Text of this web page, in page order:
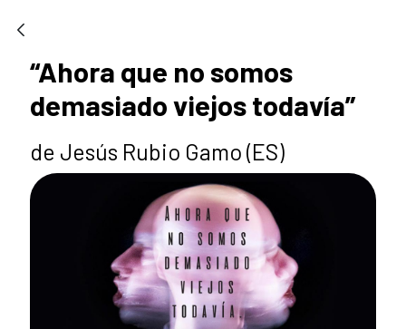
“Ahora que no somos
demasiado viejos todavía”
de Jesús Rubio Gamo (ES)